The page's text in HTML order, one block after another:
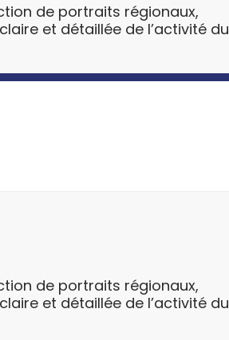
de portraits régionaux,
et détaillée de l’activité du
de portraits régionaux,
et détaillée de l’activité du